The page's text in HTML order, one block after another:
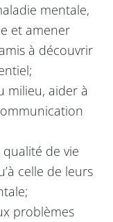
mentale,
et amener
à découvrir
milieu, aider à
de vie
celle de leurs
problèmes